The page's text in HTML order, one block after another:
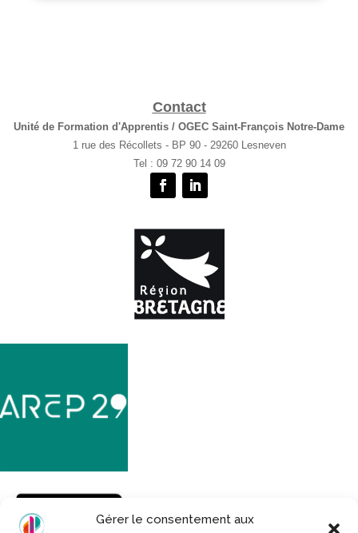
Gérer le consentement aux
Contact
Unité de Formation d'Apprentis / OGEC Saint-François Notre-Dame
1 rue des Récollets - BP 90 - 29260 Lesneven
Tel : 09 72 90 14 09